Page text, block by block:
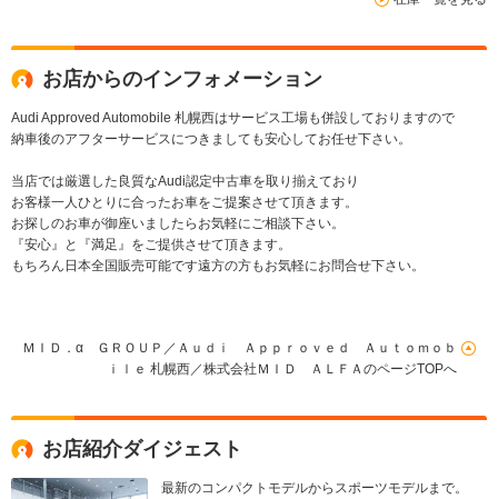
お店からのインフォメーション
Audi Approved Automobile 札幌西はサービス工場も併設しておりますので
納車後のアフターサービスにつきましても安心してお任せ下さい。
当店では厳選した良質なAudi認定中古車を取り揃えており
お客様一人ひとりに合ったお車をご提案させて頂きます。
お探しのお車が御座いましたらお気軽にご相談下さい。
『安心』と『満足』をご提供させて頂きます。
もちろん日本全国販売可能です遠方の方もお気軽にお問合せ下さい。
ＭＩＤ．α ＧＲＯＵＰ／Ａｕｄｉ Ａｐｐｒｏｖｅｄ Ａｕｔｏｍｏｂ
ｉｌｅ 札幌西／株式会社ＭＩＤ ＡＬＦＡのページTOPへ
お店紹介ダイジェスト
最新のコンパクトモデルからスポーツモデルまで。